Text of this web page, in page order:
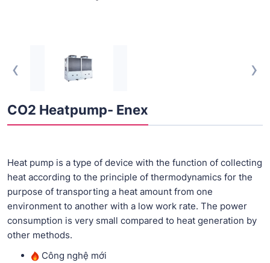
‹ ›
CO2 Heatpump- Enex
Heat pump is a type of device with the function of collecting
heat according to the principle of thermodynamics for the
purpose of transporting a heat amount from one
environment to another with a low work rate. The power
consumption is very small compared to heat generation by
other methods.
Công nghệ mới